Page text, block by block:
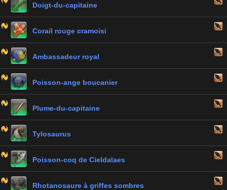
Doigt-du-capitaine
Corail rouge cramoisi
Ambassadeur royal
Poisson-ange boucanier
Plume-du-capitaine
Tylosaurus
Poisson-coq de Cieldalaes
Rhotanosaure à griffes sombres